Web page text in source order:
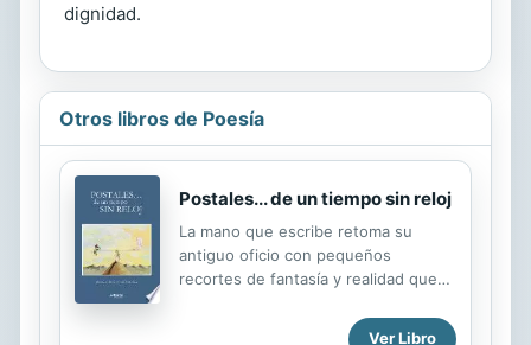
dignidad.
Otros libros de Poesía
Postales... de un tiempo sin reloj
La mano que escribe retoma su
antiguo oficio con pequeños
recortes de fantasía y realidad que
tienen más que tiempo que perder.
Ver Libro